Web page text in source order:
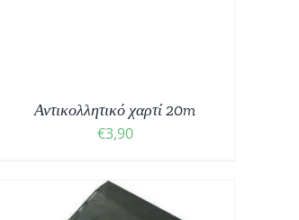
Αντικολλητικό χαρτί 20m
€3,90